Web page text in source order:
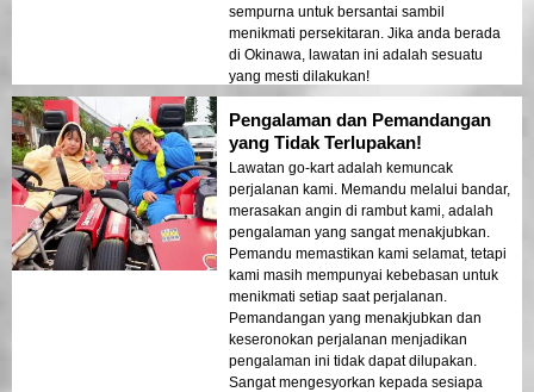
sempurna untuk bersantai sambil
menikmati persekitaran. Jika anda berada
di Okinawa, lawatan ini adalah sesuatu
yang mesti dilakukan!
Pengalaman dan Pemandangan
yang Tidak Terlupakan!
Lawatan go-kart adalah kemuncak
perjalanan kami. Memandu melalui bandar,
merasakan angin di rambut kami, adalah
pengalaman yang sangat menakjubkan.
Pemandu memastikan kami selamat, tetapi
kami masih mempunyai kebebasan untuk
menikmati setiap saat perjalanan.
Pemandangan yang menakjubkan dan
keseronokan perjalanan menjadikan
pengalaman ini tidak dapat dilupakan.
Sangat mengesyorkan kepada sesiapa